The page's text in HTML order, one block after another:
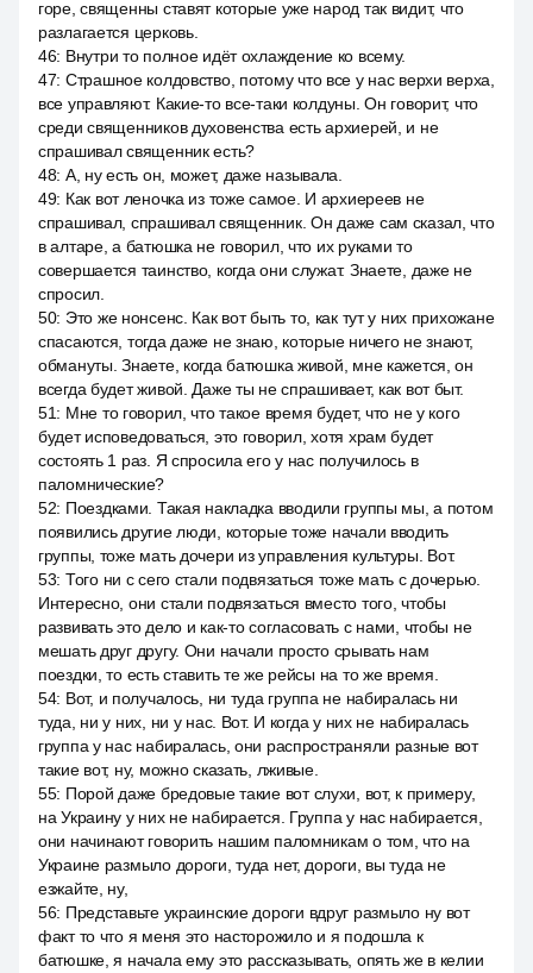
горе, священны ставят которые уже народ так видит, что
разлагается церковь.
46: Внутри то полное идёт охлаждение ко всему.
47: Страшное колдовство, потому что все у нас верхи верха,
все управляют. Какие-то все-таки колдуны. Он говорит, что
среди священников духовенства есть архиерей, и не
спрашивал священник есть?
48: А, ну есть он, может, даже называла.
49: Как вот леночка из тоже самое. И архиереев не
спрашивал, спрашивал священник. Он даже сам сказал, что
в алтаре, а батюшка не говорил, что их руками то
совершается таинство, когда они служат. Знаете, даже не
спросил.
50: Это же нонсенс. Как вот быть то, как тут у них прихожане
спасаются, тогда даже не знаю, которые ничего не знают,
обмануты. Знаете, когда батюшка живой, мне кажется, он
всегда будет живой. Даже ты не спрашивает, как вот быт.
51: Мне то говорил, что такое время будет, что не у кого
будет исповедоваться, это говорил, хотя храм будет
состоять 1 раз. Я спросила его у нас получилось в
паломнические?
52: Поездками. Такая накладка вводили группы мы, а потом
появились другие люди, которые тоже начали вводить
группы, тоже мать дочери из управления культуры. Вот.
53: Того ни с сего стали подвязаться тоже мать с дочерью.
Интересно, они стали подвязаться вместо того, чтобы
развивать это дело и как-то согласовать с нами, чтобы не
мешать друг другу. Они начали просто срывать нам
поездки, то есть ставить те же рейсы на то же время.
54: Вот, и получалось, ни туда группа не набиралась ни
туда, ни у них, ни у нас. Вот. И когда у них не набиралась
группа у нас набиралась, они распространяли разные вот
такие вот, ну, можно сказать, лживые.
55: Порой даже бредовые такие вот слухи, вот, к примеру,
на Украину у них не набирается. Группа у нас набирается,
они начинают говорить нашим паломникам о том, что на
Украине размыло дороги, туда нет, дороги, вы туда не
езжайте, ну,
56: Представьте украинские дороги вдруг размыло ну вот
факт то что я меня это насторожило и я подошла к
батюшке, я начала ему это рассказывать, опять же в келии